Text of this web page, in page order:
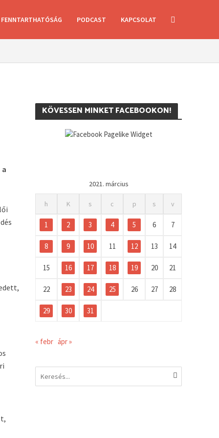
FENNTARTHATÓSÁG PODCAST KAPCSOLAT
a
KÖVESSEN MINKET FACEBOOKON!
2021. március
h K s c p s v
1 2 3 4 5 6 7
8 9 10 11 12 13 14
15 16 17 18 19 20 21
22 23 24 25 26 27 28
29 30 31
« febr ápr »